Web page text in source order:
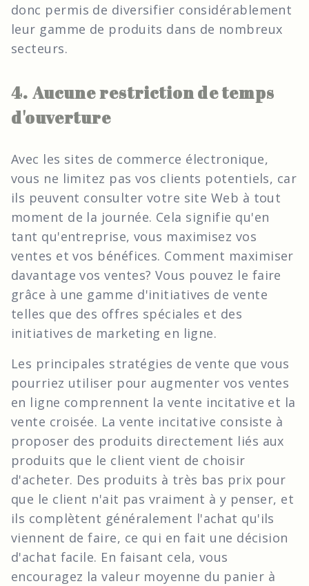
donc permis de diversifier considérablement
leur gamme de produits dans de nombreux
secteurs.
4. Aucune restriction de temps
d'ouverture
Avec les sites de commerce électronique,
vous ne limitez pas vos clients potentiels, car
ils peuvent consulter votre site Web à tout
moment de la journée. Cela signifie qu'en
tant qu'entreprise, vous maximisez vos
ventes et vos bénéfices. Comment maximiser
davantage vos ventes? Vous pouvez le faire
grâce à une gamme d'initiatives de vente
telles que des offres spéciales et des
initiatives de marketing en ligne.
Les principales stratégies de vente que vous
pourriez utiliser pour augmenter vos ventes
en ligne comprennent la vente incitative et la
vente croisée. La vente incitative consiste à
proposer des produits directement liés aux
produits que le client vient de choisir
d'acheter. Des produits à très bas prix pour
que le client n'ait pas vraiment à y penser, et
ils complètent généralement l'achat qu'ils
viennent de faire, ce qui en fait une décision
d'achat facile. En faisant cela, vous
encouragez la valeur moyenne du panier à